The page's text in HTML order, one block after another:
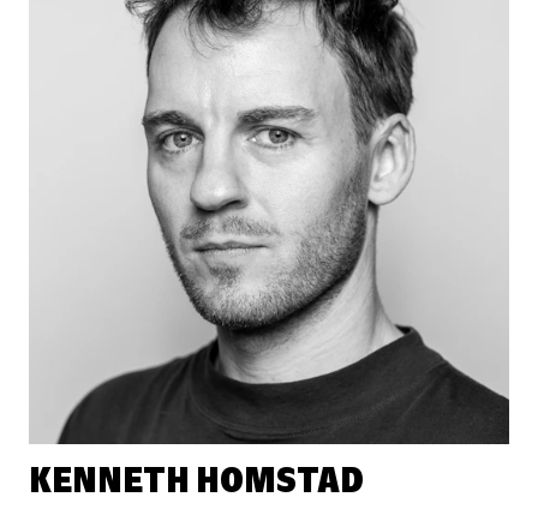
KENNETH HOMSTAD